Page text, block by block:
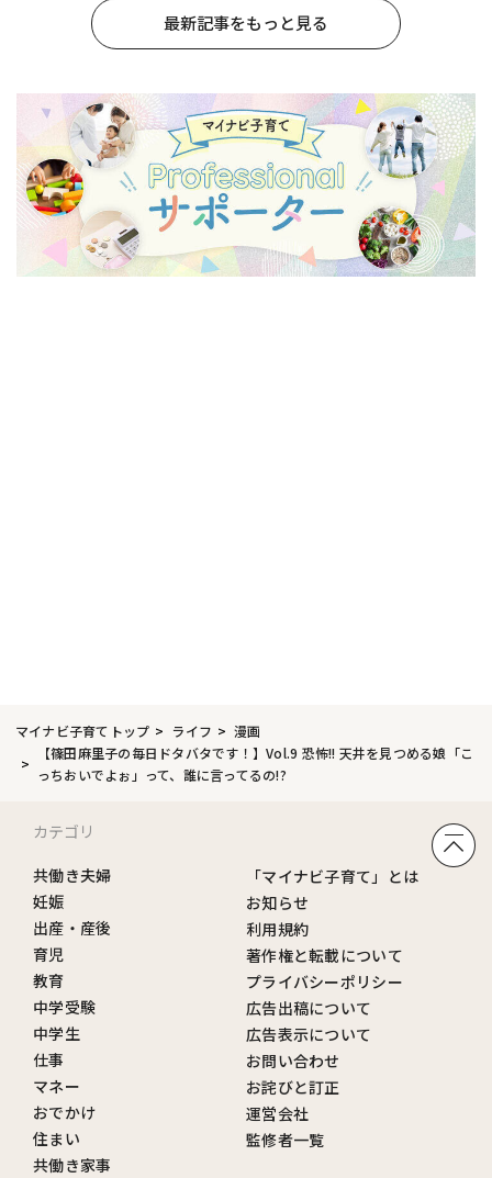
最新記事をもっと見る
マイナビ子育てトップ ライフ
漫画
【篠田麻里子の毎日ドタバタです！】Vol.9 恐怖!! 天井を見つめる娘「こ
っちおいでよぉ」って、誰に言ってるの!?
カテゴリ
共働き夫婦
妊娠
出産・産後
育児
教育
中学受験
中学生
仕事
マネー
おでかけ
住まい
共働き家事
「マイナビ子育て」とは
お知らせ
利用規約
著作権と転載について
プライバシーポリシー
広告出稿について
広告表示について
お問い合わせ
お詫びと訂正
運営会社
監修者一覧